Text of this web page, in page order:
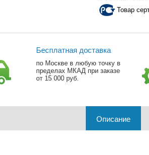
Товар
Бесплатная доставка
по Москве в любую точку в
пределах МКАД при заказе
от 15 000 руб.
Описание